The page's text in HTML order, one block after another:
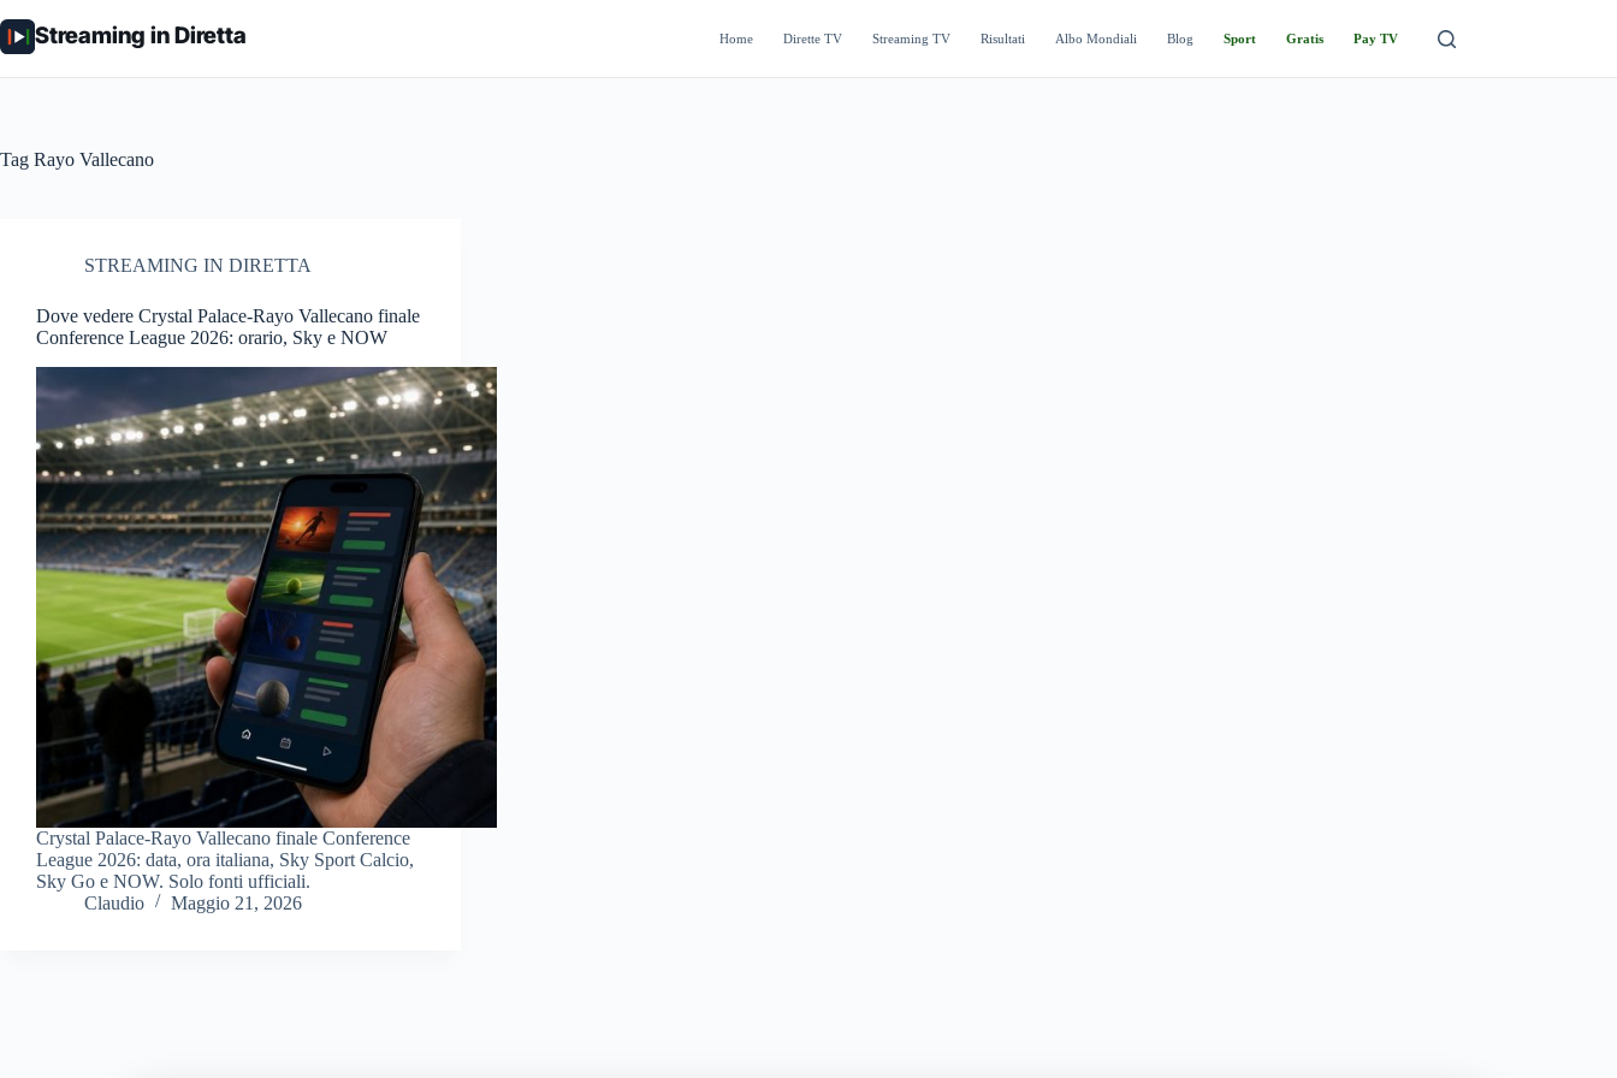
al
contenuto
Streaming in Diretta Home Dirette TV Streaming TV Risultati Albo Mondiali Blog Sport Gratis Pay TV
Tag Rayo Vallecano
STREAMING IN DIRETTA
Dove vedere Crystal Palace-Rayo Vallecano finale
Conference League 2026: orario, Sky e NOW
Crystal Palace-Rayo Vallecano finale Conference
League 2026: data, ora italiana, Sky Sport Calcio,
Sky Go e NOW. Solo fonti ufficiali.
Claudio
Maggio 21, 2026